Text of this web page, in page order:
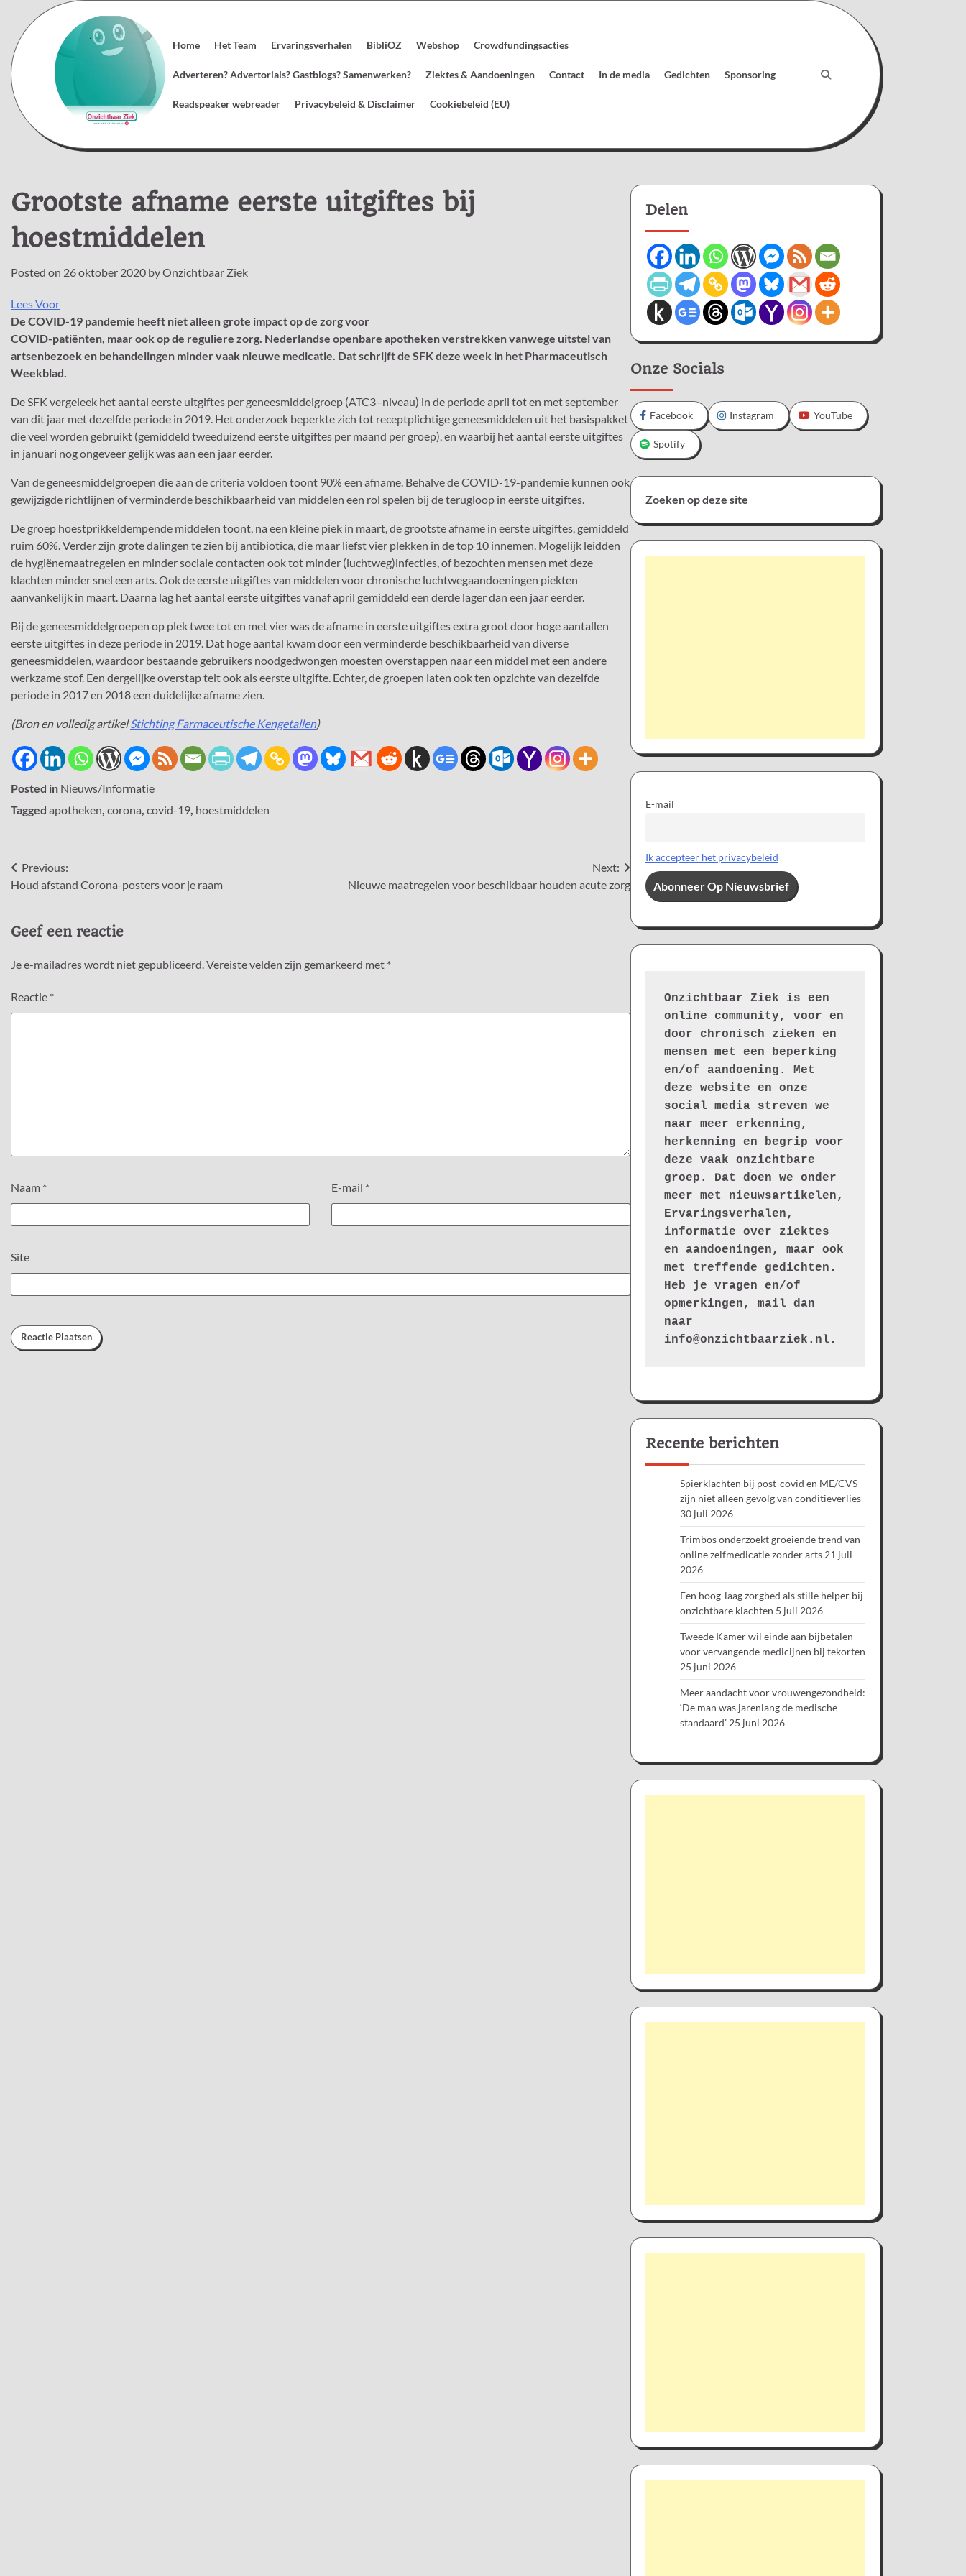
content
Home Het Team Ervaringsverhalen BibliOZ Webshop Crowdfundingsacties
Adverteren? Advertorials? Gastblogs? Samenwerken? Ziektes & Aandoeningen Contact In de media Gedichten Sponsoring
Readspeaker webreader Privacybeleid & Disclaimer Cookiebeleid (EU)
Grootste afname eerste uitgiftes bij
hoestmiddelen
Posted on 26 oktober 2020 byOnzichtbaar Ziek
Lees Voor
De COVID-19 pandemie heeft niet alleen grote impact op de zorg voor
COVID-patiënten, maar ook op de reguliere zorg. Nederlandse openbare apotheken verstrekken vanwege uitstel van
artsenbezoek en behandelingen minder vaak nieuwe medicatie. Dat schrijft de SFK deze week in het Pharmaceutisch
Weekblad.
De SFK vergeleek het aantal eerste uitgiftes per geneesmiddelgroep (ATC3–niveau) in de periode april tot en met september
van dit jaar met dezelfde periode in 2019. Het onderzoek beperkte zich tot receptplichtige geneesmiddelen uit het basispakket
die veel worden gebruikt (gemiddeld tweeduizend eerste uitgiftes per maand per groep), en waarbij het aantal eerste uitgiftes
in januari nog ongeveer gelijk was aan een jaar eerder.
Van de geneesmiddelgroepen die aan de criteria voldoen toont 90% een afname. Behalve de COVID-19-pandemie kunnen ook
gewijzigde richtlijnen of verminderde beschikbaarheid van middelen een rol spelen bij de terugloop in eerste uitgiftes.
De groep hoestprikkeldempende middelen toont, na een kleine piek in maart, de grootste afname in eerste uitgiftes, gemiddeld
ruim 60%. Verder zijn grote dalingen te zien bij antibiotica, die maar liefst vier plekken in de top 10 innemen. Mogelijk leidden
de hygiënemaatregelen en minder sociale contacten ook tot minder (luchtweg)infecties, of bezochten mensen met deze
klachten minder snel een arts. Ook de eerste uitgiftes van middelen voor chronische luchtwegaandoeningen piekten
aanvankelijk in maart. Daarna lag het aantal eerste uitgiftes vanaf april gemiddeld een derde lager dan een jaar eerder.
Bij de geneesmiddelgroepen op plek twee tot en met vier was de afname in eerste uitgiftes extra groot door hoge aantallen
eerste uitgiftes in deze periode in 2019. Dat hoge aantal kwam door een verminderde beschikbaarheid van diverse
geneesmiddelen, waardoor bestaande gebruikers noodgedwongen moesten overstappen naar een middel met een andere
werkzame stof. Een dergelijke overstap telt ook als eerste uitgifte. Echter, de groepen laten ook ten opzichte van dezelfde
periode in 2017 en 2018 een duidelijke afname zien.
(Bron en volledig artikelStichting Farmaceutische Kengetallen)
Posted in Nieuws/Informatie
Tagged apotheken, corona, covid-19, hoestmiddelen
Bericht
Previous:
Houd afstand Corona-posters voor je raam
Next:
Nieuwe maatregelen voor beschikbaar houden acute zorg
Geef een reactie
Je e-mailadres wordt niet gepubliceerd.Vereiste velden zijn gemarkeerd met *
Reactie *
Naam * E-mail *
Site
Delen
Onze Socials
Facebook Instagram YouTube
Spotify
Zoeken op deze site
E-mail
Ik accepteer het privacybeleid
Onzichtbaar Ziek is een
online community, voor en
door chronisch zieken en
mensen met een beperking
en/of aandoening. Met
deze website en onze
social media streven we
naar meer erkenning,
herkenning en begrip voor
deze vaak onzichtbare
groep. Dat doen we onder
meer met nieuwsartikelen,
Ervaringsverhalen,
informatie over ziektes
en aandoeningen, maar ook
met treffende gedichten.
Heb je vragen en/of
opmerkingen, mail dan
naar
info@onzichtbaarziek.nl.
Recente berichten
Spierklachten bij post-covid en ME/CVS
zijn niet alleen gevolg van conditieverlies
30 juli 2026
Trimbos onderzoekt groeiende trend van
online zelfmedicatie zonder arts 21 juli
2026
Een hoog-laag zorgbed als stille helper bij
onzichtbare klachten 5 juli 2026
Tweede Kamer wil einde aan bijbetalen
voor vervangende medicijnen bij tekorten
25 juni 2026
Meer aandacht voor vrouwengezondheid:
‘De man was jarenlang de medische
standaard’ 25 juni 2026